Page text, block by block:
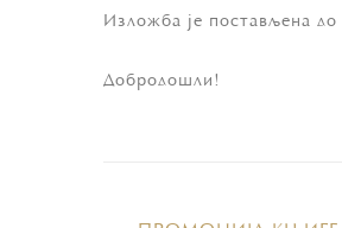
Изложба је постављена
Добродошли!